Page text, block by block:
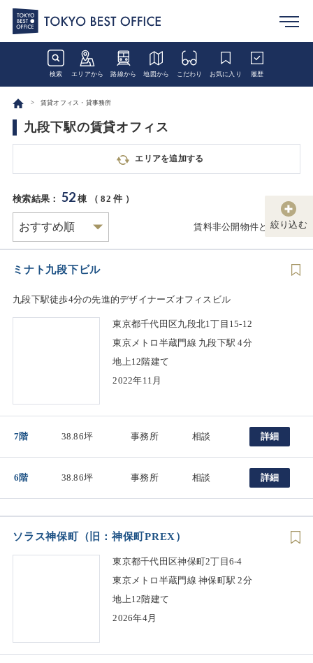
検索 エリアから 路線から 地図から こだわり お気に入り 履歴
賃貸オフィス・貸事務所
九段下駅の賃貸オフィス
エリアを追加する
絞り込む
検索結果： 52棟 （82件 ）
賃料非公開物件とは
ミナト九段下ビル
九段下駅徒歩4分の先進的デザイナーズオフィスビル
東京都千代田区九段北1丁目15-12
東京メトロ半蔵門線 九段下駅 4分
地上12階建て
2022年11月
7階 38.86坪 事務所 相談 詳細
6階 38.86坪 事務所 相談 詳細
ソラス神保町（旧：神保町PREX）
東京都千代田区神保町2丁目6-4
東京メトロ半蔵門線 神保町駅 2分
地上12階建て
2026年4月